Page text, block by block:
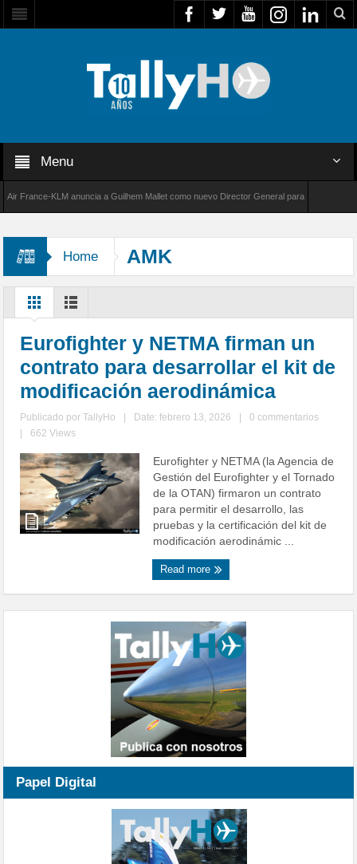
Menu
KLM anuncia a Guilhem Mallet como nuevo Director General para América Latina
Home AMK
Eurofighter y NETMA firman un
contrato para desarrollar el kit de
modificación aerodinámica
Publicado porTallyHo Date: febrero 13, 2026
0 commentarios
662 Views
Eurofighter y NETMA (la Agencia de
Gestión del Eurofighter y el Tornado
de la OTAN) firmaron un contrato
para permitir el desarrollo, las
pruebas y la certificación del kit de
modificación aerodinámic ...
Read more
Papel Digital